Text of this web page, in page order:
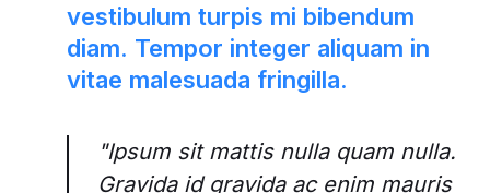
vestibulum turpis mi bibendum
diam. Tempor integer aliquam in
vitae malesuada fringilla.
"Ipsum sit mattis nulla quam nulla.
Gravida id gravida ac enim mauris